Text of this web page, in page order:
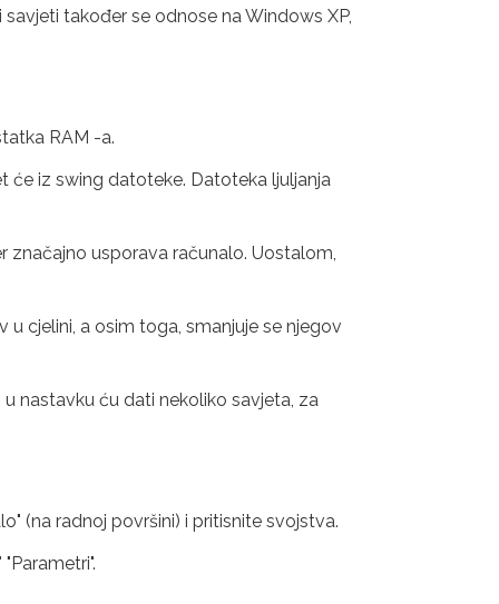
savjeti također se odnose na Windows XP,
RAM -a.
će iz swing datoteke. Datoteka ljuljanja
značajno usporava računalo. Uostalom,
cjelini, a osim toga, smanjuje se njegov
nastavku ću dati nekoliko savjeta, za
(na radnoj površini) i pritisnite svojstva.